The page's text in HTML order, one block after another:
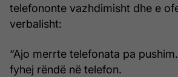
telefononte vazhdimisht dhe e
verbalisht:
“Ajo merrte telefonata pa
fyhej rëndë në telefon.